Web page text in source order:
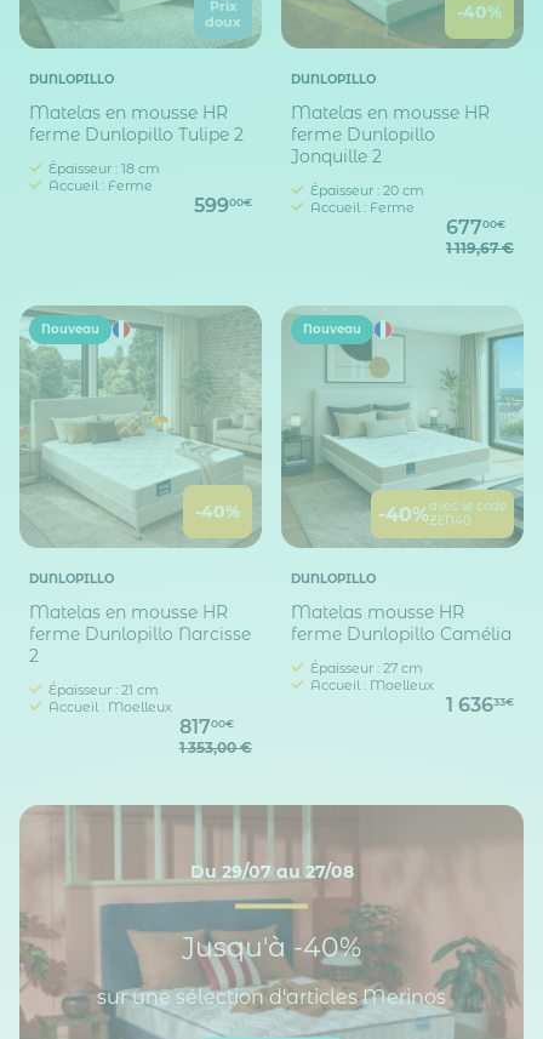
Prix
doux
DUNLOPILLO
Matelas en mousse HR
ferme Dunlopillo Tulipe 2
Épaisseur : 18 cm
Accueil : Ferme
59900€
-40%
DUNLOPILLO
Matelas en mousse HR
ferme Dunlopillo
Jonquille 2
Épaisseur : 20 cm
Accueil : Ferme
67700€
1 119,67 €
Nouveau
-40%
DUNLOPILLO
Matelas en mousse HR
ferme Dunlopillo Narcisse
2
Épaisseur : 21 cm
Accueil : Moelleux
81700€
1 353,00 €
Nouveau
-40%avec le code
ZEN40
DUNLOPILLO
Matelas mousse HR
ferme Dunlopillo Camélia
Épaisseur : 27 cm
Accueil : Moelleux
1 63633€
Du 29/07 au 27/08
Jusqu'à -40%
sur une sélection d'articles Merinos